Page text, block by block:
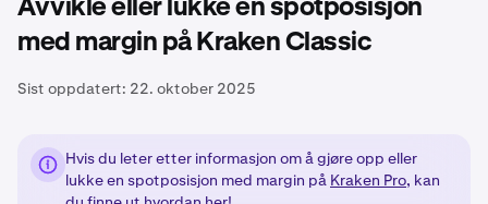
Avvikle eller lukke en spotposisjon
med margin på Kraken Classic
Sist oppdatert: 22. oktober 2025
Hvis du leter etter informasjon om å gjøre opp eller
lukke en spotposisjon med margin på Kraken Pro, kan